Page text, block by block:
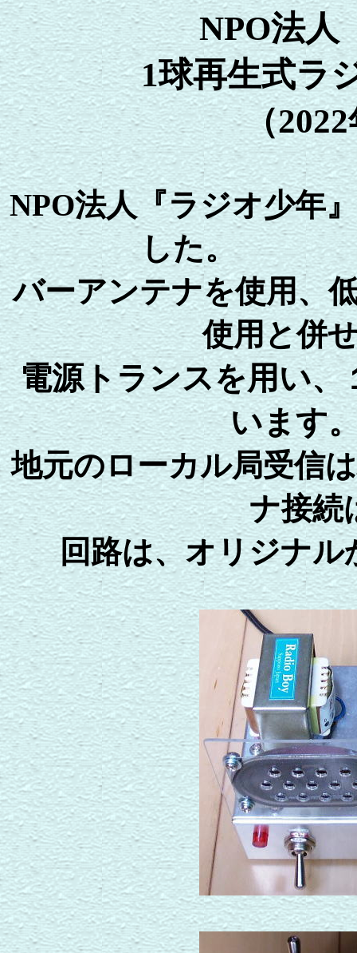
NPO法
1球再生式ラ
（
NPO法人『ラジオ少年
し
バーアンテナを使用、
使用と併
電源トランスを用い、
い
地元のローカル局受信
ナ接続
回路は、オリジナル